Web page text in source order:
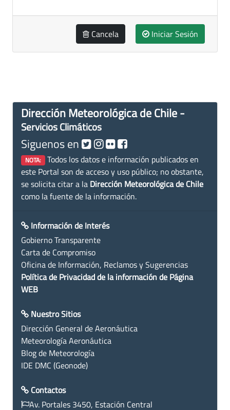
Cancela Iniciar Sesión
Dirección Meteorológica de Chile -
Servicios Climáticos
Siguenos en
NOTA: Todos los datos e información publicados en
este Portal son de acceso y uso público; no obstante,
se solicita citar a la Dirección Meteorológica de Chile
como la fuente de la información.
Información de Interés
Gobierno Transparente
Carta de Compromiso
Oficina de Información, Reclamos y Sugerencias
Política de Privacidad de la información de Página
WEB
Nuestro Sitios
Dirección General de Aeronáutica
Meteorología Aeronáutica
Blog de Meteorología
IDE DMC (Geonode)
Contactos
Av. Portales 3450, Estación Central